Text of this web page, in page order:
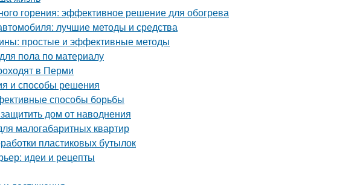
горения: эффективное решение для обогрева
лучшие методы и средства
простые и эффективные методы
пола по материалу
в Перми
и способы решения
способы борьбы
дом от наводнения
малогабаритных квартир
пластиковых бутылок
идеи и рецепты